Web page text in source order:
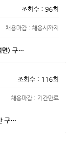
조회수 : 96회
채용마감 : 채용시까지
면) 구…
조회수 : 116회
채용마감 : 기간만료
구…